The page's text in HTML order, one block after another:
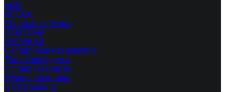
SOC
NCSOC
Penetration Testing
REDTEAM
MALWARE
Compromise Assessment
Threat Intelligence
Incident Response
System Integration
OT/ics security